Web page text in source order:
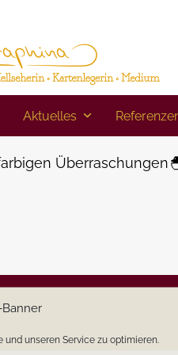
unseren Service zu optimieren.
Aktuelles